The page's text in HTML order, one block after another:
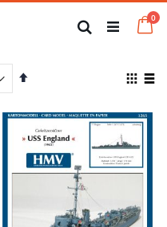
0
Suche
Absteigend